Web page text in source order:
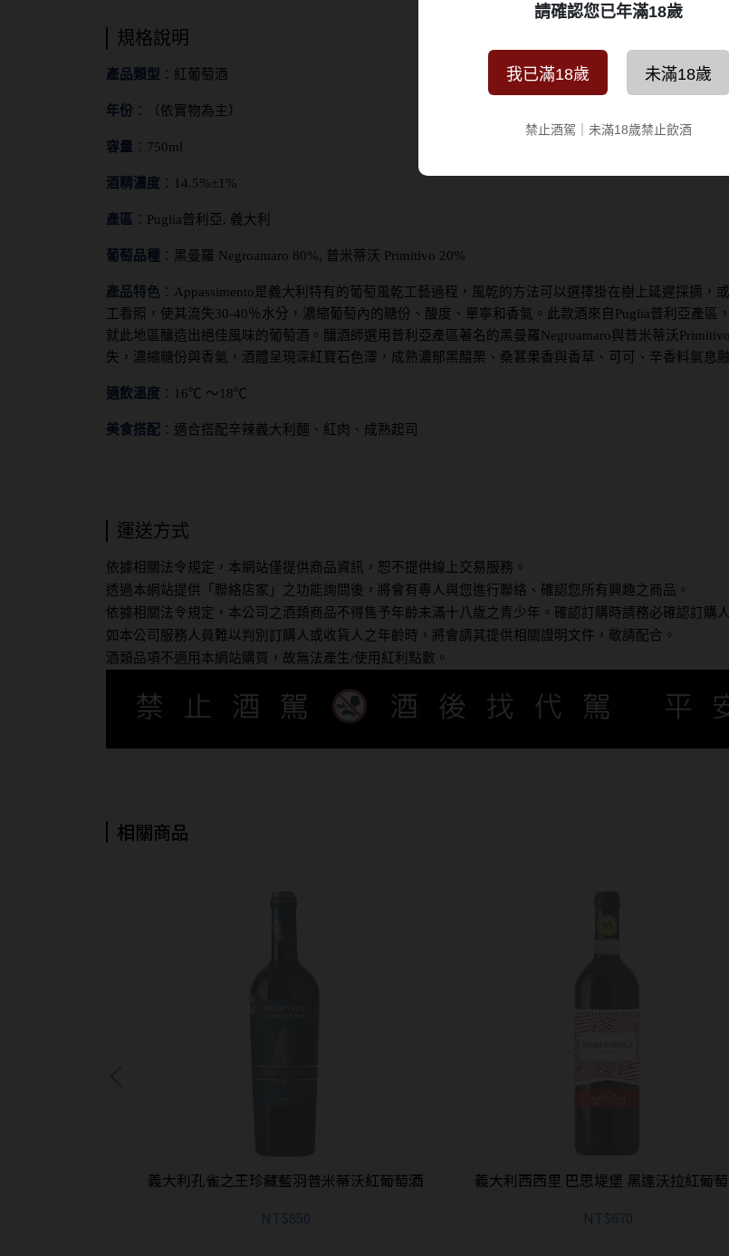
規格說明
產品類型 ： 紅 葡萄酒
年份 ： （依實物為主）
容量 ： 750ml
酒精濃度 ： 1 4.5%±1%
產區 ： Puglia普利亞, 義大利
葡萄品種 ： 黑曼羅 Negroamaro 80%, 普米蒂沃 Primitivo 20%
產品特色 ： Appassimento是義大利特有的葡萄風乾工藝過程，風乾的方法可以選擇掛在樹上延遲採摘，
工看照，使其流失30-40％水分，濃縮葡萄內的糖份、酸度、單寧和香氣。此款酒來自Puglia普利亞產
就此地區釀造出絕佳風味的葡萄酒。釀酒師選用普利亞產區著名的黑曼羅Negroamaro與普米蒂沃
失，濃縮糖份與香氣，酒體呈現深紅寶石色澤，成熟濃郁黑醋栗、桑葚果香與香草、可可、辛香料氣息
適飲溫度 ： 16℃ ～ 18℃
美食搭配 ： 適合搭配辛辣義大利麵、紅肉、成熟起司
運送方式
依據相關法令規定，本網站僅提供商品資訊，恕不提供線上交易服務。
透過本網站提供「聯絡店家」之功能詢問後，將會有專人與您進行聯絡、確認您所有興趣之商品。
依據相關法令規定，本公司之酒類商品不得售予年齡未滿十八歲之青少年。確認訂購時請務必確認訂購
如本公司服務人員難以判別訂購人或收貨人之年齡時，將會請其提供相關證明文件，敬請配合。
酒類品項不適用本網站購買，故無法產生/使用紅利點數。
相關商品
義大利孔雀之王珍藏藍羽普米蒂沃紅葡萄酒
NT$850
義大利西西里 巴思堤堡 黑達沃拉紅葡
NT$670
請確認您已年滿18歲
我已滿18歲 未滿18歲
禁止酒駕｜未滿18歲禁止飲酒